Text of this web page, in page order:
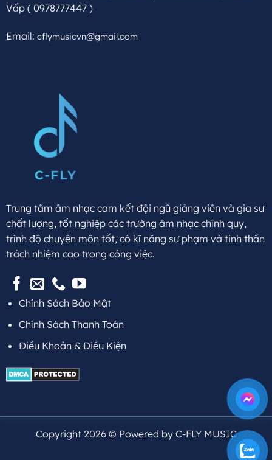
Vấp( 0978777447 )
Email: cflymusicvn@gmail.com
Trung tâm âm nhạc cam kết đội ngũ giảng viên và gia sư
chất lượng, tốt nghiệp các trường âm nhạc chính quy,
trình độ chuyên môn tốt, có kĩ năng sư phạm và tinh thần
trách nhiệm cao trong công việc.
Chính Sách Bảo Mật
Chính Sách Thanh Toán
Điều Khoản & Điều Kiện
Copyright 2026 © Powered by C-FLY MUSIC